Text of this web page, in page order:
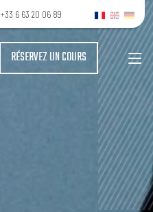
+33 6 63 20 06 89
RÉSERVEZ UN COURS